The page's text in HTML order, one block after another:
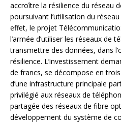
accroître la résilience du réseau
poursuivant l’utilisation du
effet, le projet
l’armée d’utiliser les réseaux de
transmettre des données, dans
résilience. L’investissement
de francs, se décompose en
d’une infrastructure principale
privilégié aux réseaux de
partagée des réseaux de fibre
développement du système de